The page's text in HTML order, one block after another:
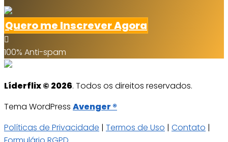
Quero me Inscrever Agora
100% Anti-spam
Líderflix © 2026. Todos os direitos reservados.
Tema WordPress Avenger ®
Políticas de Privacidade | Termos de Uso | Contato |